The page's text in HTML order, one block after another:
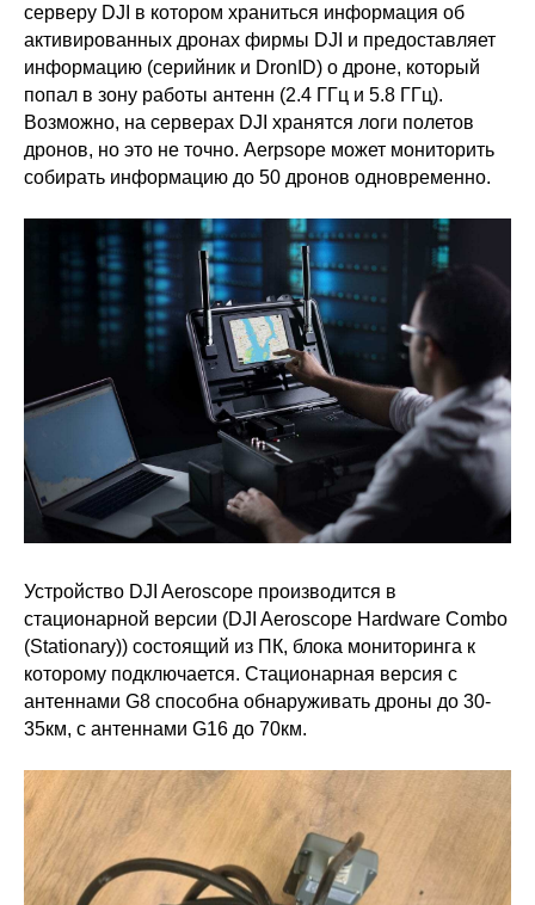
серверу DJI в котором храниться информация об
активированных дронах фирмы DJI и предоставляет
информацию (серийник и DronID) о дроне, который
попал в зону работы антенн (2.4 ГГц и 5.8 ГГц).
Возможно, на серверах DJI хранятся логи полетов
дронов, но это не точно. Aerpsope может мониторить
собирать информацию до 50 дронов одновременно.
Устройство DJI Aeroscope производится в
стационарной версии (DJI Aeroscope Hardware Combo
(Stationary)) состоящий из ПК, блока мониторинга к
которому подключается. Стационарная версия с
антеннами G8 способна обнаруживать дроны до 30-
35км, с антеннами G16 до 70км.